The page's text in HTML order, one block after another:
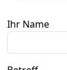
Ihr Name